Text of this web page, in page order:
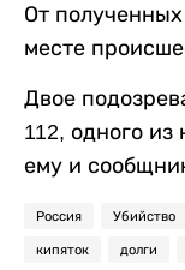
От
месте
Двое
112, одного
ему и
Россия Убийство
кипяток долги